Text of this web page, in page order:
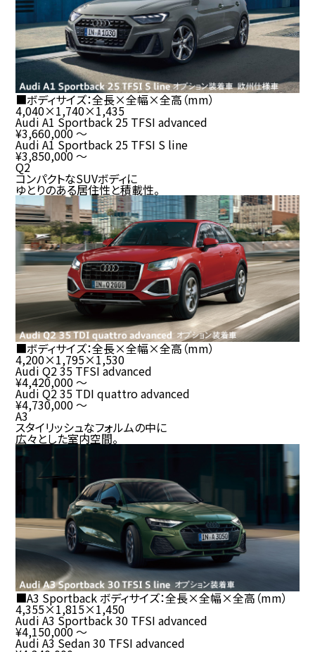
■ボディサイズ：全長×全幅×全高（mm）
4,040×1,740×1,435
Audi A1 Sportback 25 TFSI advanced
¥3,660,000～
Audi A1 Sportback 25 TFSI S line
¥3,850,000～
Q2
コンパクトなSUVボディに
ゆとりのある居住性と積載性。
■ボディサイズ：全長×全幅×全高（mm）
4,200×1,795×1,530
Audi Q2 35 TFSI advanced
¥4,420,000～
Audi Q2 35 TDI quattro advanced
¥4,730,000～
A3
スタイリッシュなフォルムの中に
広々とした室内空間。
■A3 Sportback ボディサイズ：全長×全幅×全高（mm）
4,355×1,815×1,450
Audi A3 Sportback 30 TFSI advanced
¥4,150,000～
Audi A3 Sedan 30 TFSI advanced